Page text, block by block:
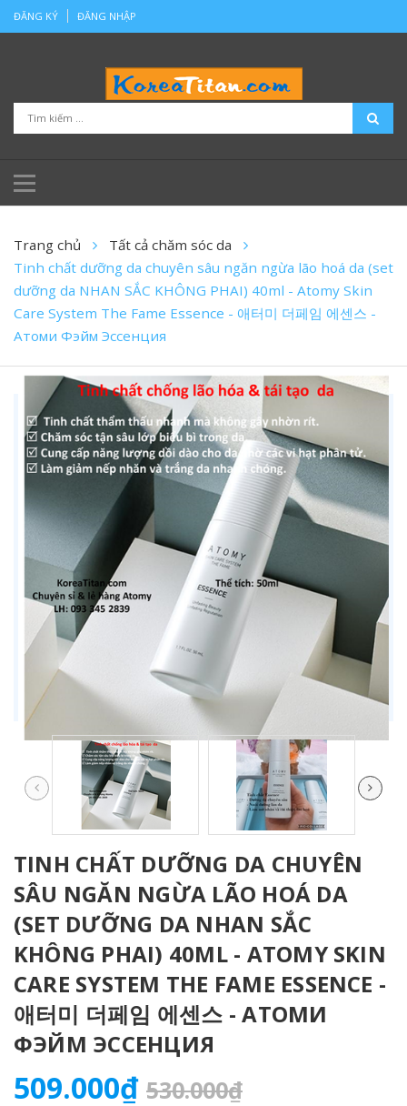
ĐĂNG KÝ ĐĂNG NHẬP
Trang chủ
Tất cả chăm sóc da
Tinh chất dưỡng da chuyên sâu ngăn ngừa lão hoá da (set
dưỡng da NHAN SẮC KHÔNG PHAI) 40ml - Atomy Skin
Care System The Fame Essence - 애터미 더페임 에센스 -
Атоми Фэйм Эссенция
TINH CHẤT DƯỠNG DA CHUYÊN
SÂU NGĂN NGỪA LÃO HOÁ DA
(SET DƯỠNG DA NHAN SẮC
KHÔNG PHAI) 40ML - ATOMY SKIN
CARE SYSTEM THE FAME ESSENCE -
애터미 더페임 에센스 - АТОМИ
ФЭЙМ ЭССЕНЦИЯ
509.000₫ 530.000₫